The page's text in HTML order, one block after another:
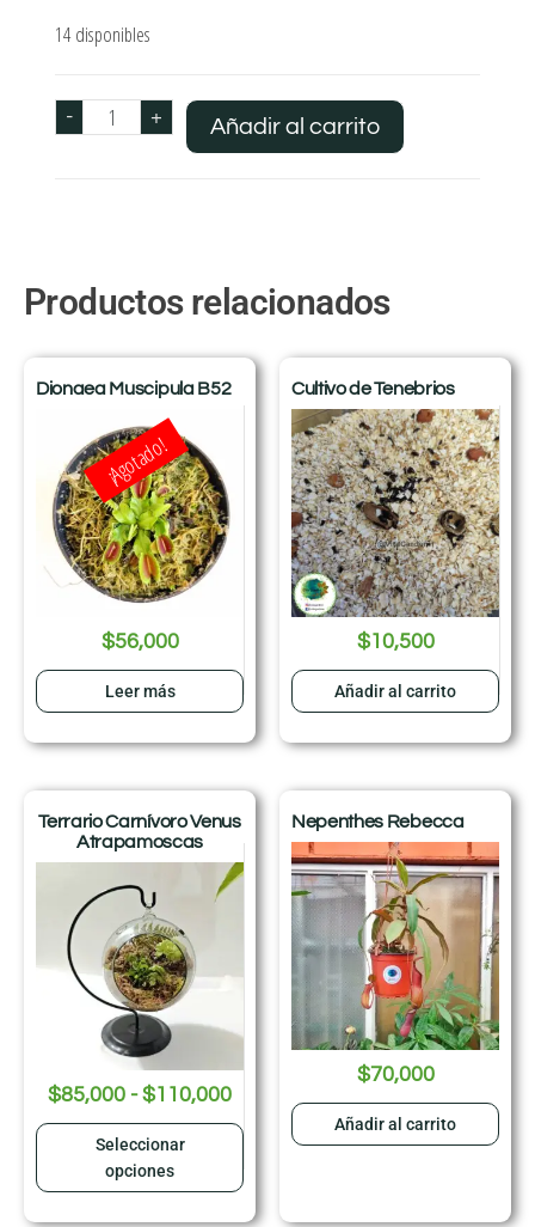
14 disponibles
- + Añadir al carrito
Productos relacionados
Dionaea Muscipula B52
$56,000
Leer más
¡Agotado!
Cultivo de Tenebrios
$10,500
Añadir al carrito
Terrario Carnívoro Venus
Atrapamoscas
$85,000 - $110,000
Seleccionar
opciones
Nepenthes Rebecca
$70,000
Añadir al carrito